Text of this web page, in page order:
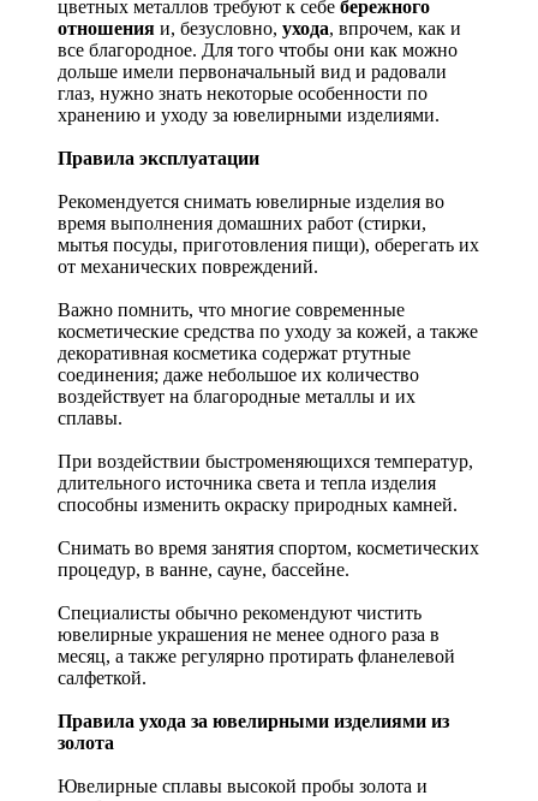
цветных металлов требуют к себе бережного
отношения и, безусловно, ухода, впрочем, как и
все благородное. Для того чтобы они как можно
дольше имели первоначальный вид и радовали
глаз, нужно знать некоторые особенности по
хранению и уходу за ювелирными изделиями.
Правила эксплуатации
Рекомендуется снимать ювелирные изделия во
время выполнения домашних работ (стирки,
мытья посуды, приготовления пищи), оберегать их
от механических повреждений.
Важно помнить, что многие современные
косметические средства по уходу за кожей, а также
декоративная косметика содержат ртутные
соединения; даже небольшое их количество
воздействует на благородные металлы и их
сплавы.
При воздействии быстроменяющихся температур,
длительного источника света и тепла изделия
способны изменить окраску природных камней.
Снимать во время занятия спортом, косметических
процедур, в ванне, сауне, бассейне.
Специалисты обычно рекомендуют чистить
ювелирные украшения не менее одного раза в
месяц, а также регулярно протирать фланелевой
салфеткой.
Правила ухода за ювелирными изделиями из
золота
Ювелирные сплавы высокой пробы золота и